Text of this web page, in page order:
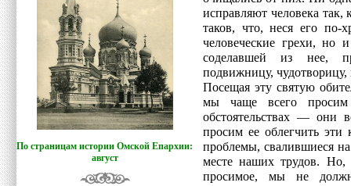
По страницам истории Омской Епархии:
август
исправляют человека
таков, что, неся его по-
человеческие грехи, но
соделавшей из нее,
подвижницу,
Посещая эту святую
мы чаще всего
обстоятельствах — они
просим ее облегчить эти
проблемы, свалившиеся
месте наших трудов.
просимое, мы не